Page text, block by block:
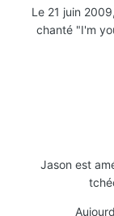
Le 21 juin
chanté "I'm
Jason est